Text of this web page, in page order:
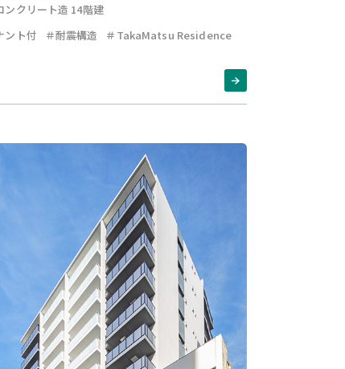
ンクリート造 14階建
ント付
＃耐震構造 ＃TakaMatsu Residence